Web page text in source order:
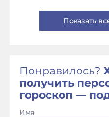
Показать
Понравилось?
получить
гороскоп —
Имя